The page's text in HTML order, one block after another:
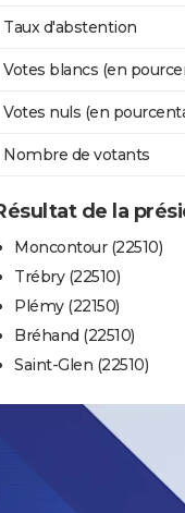
Taux d'abstention
Votes blancs (en
Votes nuls (en
Nombre de votants
de la
Moncontour (22510)
Trébry (22510)
Plémy (22150)
Bréhand (22510)
Saint-Glen (22510)